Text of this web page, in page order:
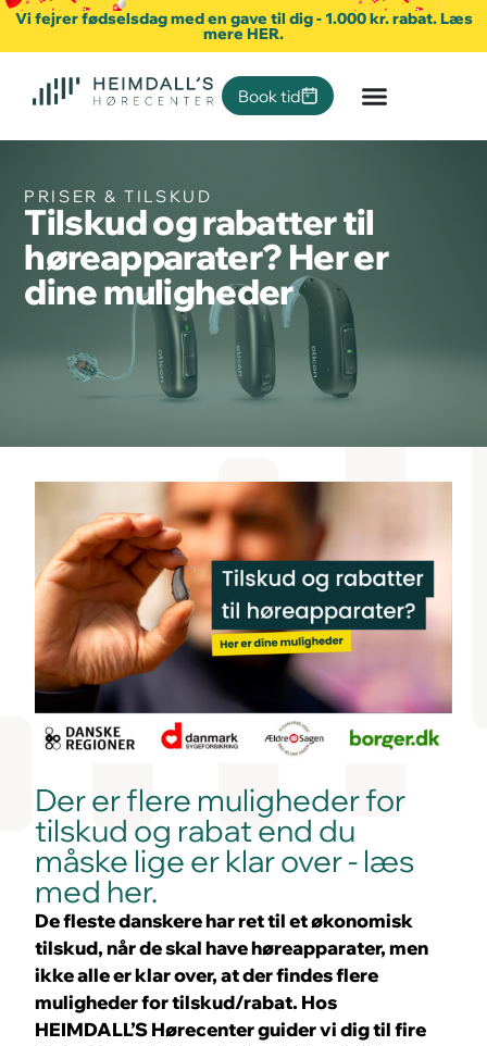
Vi fejrer fødselsdag med en gave til dig - 1.000 kr. rabat. Læs
mere HER.
Book tid
PRISER & TILSKUD
Tilskud og rabatter til
høreapparater? Her er
dine muligheder
Der er flere muligheder for
tilskud og rabat end du
måske lige er klar over - læs
med her.
De fleste danskere har ret til et økonomisk
tilskud, når de skal have høreapparater, men
ikke alle er klar over, at der findes flere
muligheder for tilskud/rabat. Hos
HEIMDALL’S Hørecenter guider vi dig til fire